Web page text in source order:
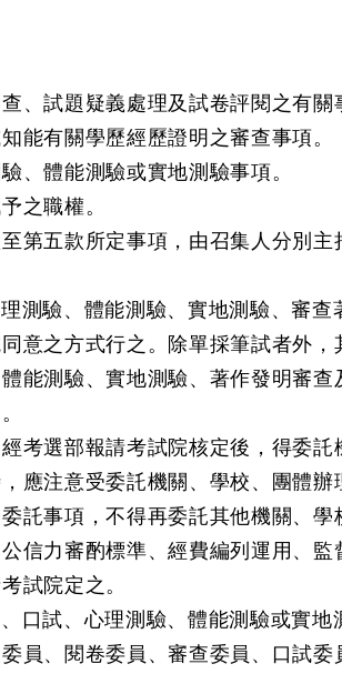
、試題疑義處理及試卷評閱之有關
能有關學歷經歷證明之審查事項。
、體能測驗或實地測驗事項。
之職權。
第五款所定事項，由召集人分別
驗、體能測驗、實地測驗、審查
意之方式行之。除單採筆試者外，
能測驗、實地測驗、著作發明審
考選部報請考試院核定後，得委託
應注意受委託機關、學校、團體
託事項，不得再委託其他機關、學
信力審酌標準、經費編列運用、
試院定之。
試、心理測驗、體能測驗或實地
員、閱卷委員、審查委員、口試